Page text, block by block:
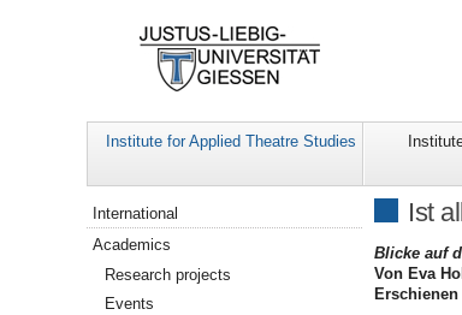
Institute for Applied Theatre Studies
Ist
Blicke auf
Von Eva
Navigation
International
Academics
Research projects
Events